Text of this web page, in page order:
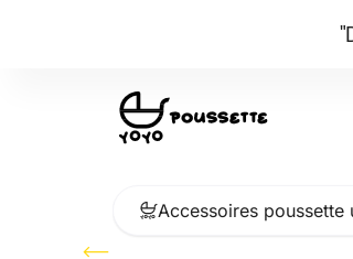
Accessoires poussette